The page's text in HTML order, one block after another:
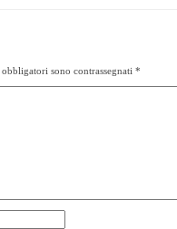
sono contrassegnati *